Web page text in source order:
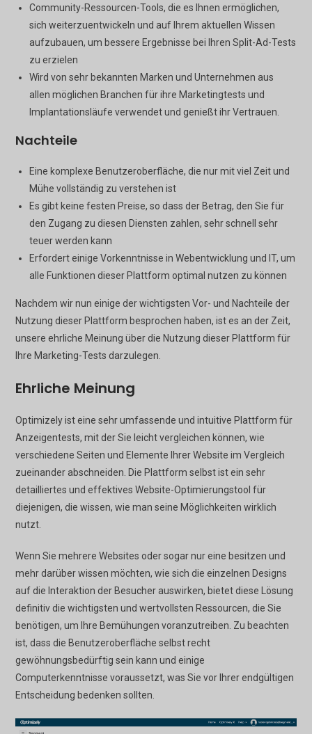
Community-Ressourcen-Tools, die es Ihnen ermöglichen,
sich weiterzuentwickeln und auf Ihrem aktuellen Wissen
aufzubauen, um bessere Ergebnisse bei Ihren Split-Ad-Tests
zu erzielen
Wird von sehr bekannten Marken und Unternehmen aus
allen möglichen Branchen für ihre Marketingtests und
Implantationsläufe verwendet und genießt ihr Vertrauen.
Nachteile
Eine komplexe Benutzeroberfläche, die nur mit viel Zeit und
Mühe vollständig zu verstehen ist
Es gibt keine festen Preise, so dass der Betrag, den Sie für
den Zugang zu diesen Diensten zahlen, sehr schnell sehr
teuer werden kann
Erfordert einige Vorkenntnisse in Webentwicklung und IT, um
alle Funktionen dieser Plattform optimal nutzen zu können
Nachdem wir nun einige der wichtigsten Vor- und Nachteile der
Nutzung dieser Plattform besprochen haben, ist es an der Zeit,
unsere ehrliche Meinung über die Nutzung dieser Plattform für
Ihre Marketing-Tests darzulegen.
Ehrliche Meinung
Optimizely ist eine sehr umfassende und intuitive Plattform für
Anzeigentests, mit der Sie leicht vergleichen können, wie
verschiedene Seiten und Elemente Ihrer Website im Vergleich
zueinander abschneiden. Die Plattform selbst ist ein sehr
detailliertes und effektives Website-Optimierungstool für
diejenigen, die wissen, wie man seine Möglichkeiten wirklich
nutzt.
Wenn Sie mehrere Websites oder sogar nur eine besitzen und
mehr darüber wissen möchten, wie sich die einzelnen Designs
auf die Interaktion der Besucher auswirken, bietet diese Lösung
definitiv die wichtigsten und wertvollsten Ressourcen, die Sie
benötigen, um Ihre Bemühungen voranzutreiben. Zu beachten
ist, dass die Benutzeroberfläche selbst recht
gewöhnungsbedürftig sein kann und einige
Computerkenntnisse voraussetzt, was Sie vor Ihrer endgültigen
Entscheidung bedenken sollten.